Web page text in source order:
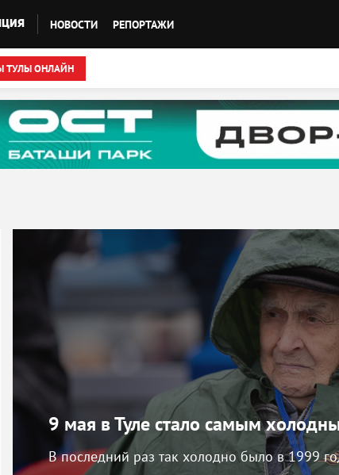
НОВОСТИ РЕПОРТАЖИ
ТУЛЫ ОНЛАЙН
9 мая в Туле стало самым
В последний раз так холодно было в 1999